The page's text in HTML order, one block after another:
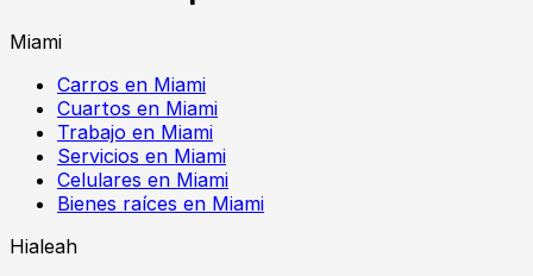
Miami
Carros en Miami
Cuartos en Miami
Trabajo en Miami
Servicios en Miami
Celulares en Miami
Bienes raíces en Miami
Hialeah